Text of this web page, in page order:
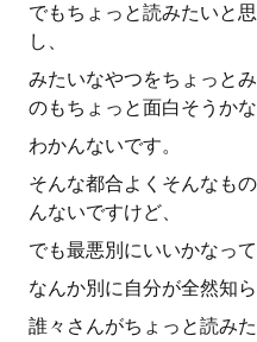
でもちょっと読みたいと
し、
みたいなやつをちょっと
のもちょっと面白そうかな
わかんないです。
そんな都合よくそんなも
んないですけど、
でも最悪別にいいかなって
なんか別に自分が全然知ら
誰々さんがちょっと読み